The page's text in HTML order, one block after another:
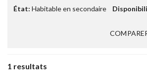
État: Habitable en secondaire
1 resultats